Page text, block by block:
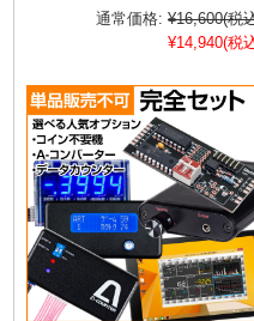
通常価格: ¥16,600(税
¥14,940(税